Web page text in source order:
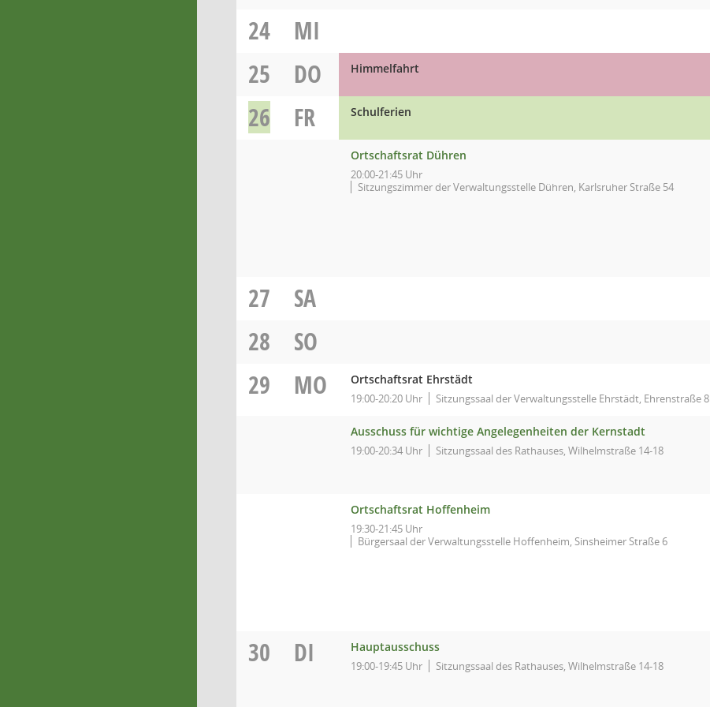
24
MI
25
DO Himmelfahrt
26 FR Schulferien
Ortschaftsrat Dühren
20:00-21:45 Uhr
Sitzungszimmer der Verwaltungsstelle Dühren, Karlsruher Straße 54
27
SA
28
SO
29
MO Ortschaftsrat Ehrstädt
19:00-20:20 Uhr Sitzungssaal der Verwaltungsstelle Ehrstädt, Ehrenstraße 8
Ausschuss für wichtige Angelegenheiten der Kernstadt
19:00-20:34 Uhr Sitzungssaal des Rathauses, Wilhelmstraße 14-18
Ortschaftsrat Hoffenheim
19:30-21:45 Uhr
Bürgersaal der Verwaltungsstelle Hoffenheim, Sinsheimer Straße 6
30 DI Hauptausschuss
19:00-19:45 Uhr Sitzungssaal des Rathauses, Wilhelmstraße 14-18